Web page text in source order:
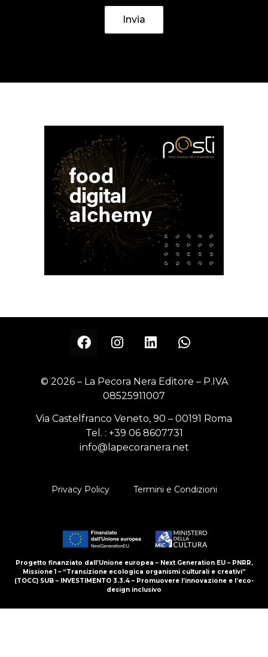
Invia
© 2026 – La Pecora Nera Editore – P.IVA
08525911007
Via Castelfranco Veneto, 90 – 00191 Roma
Tel. : +39 06 8607731
info@lapecoranera.net
Privacy Policy Termini e Condizioni
Progetto finanziato dall’Unione europea – Next Generation EU – PNRR,
Missione 1 – “Transizione ecologica organismi culturali e creativi”
(TOCC) SUB – INVESTIMENTO 3.3.4 – Promuovere l’innovazione e l’eco-
design inclusivo